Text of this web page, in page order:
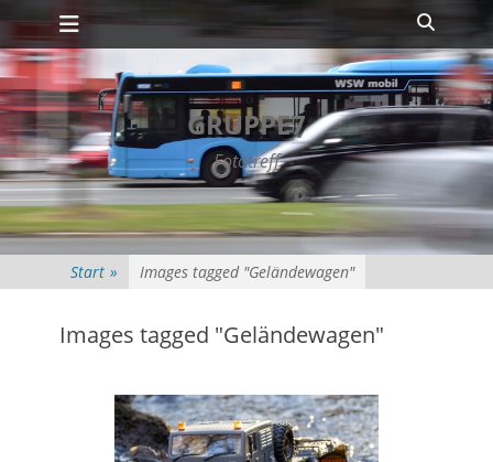
Zum
Inhalt
springen
Primäres Menü
GRUPPE7
Fototreff
Start » Images tagged "Geländewagen"
Images tagged "Geländewagen"